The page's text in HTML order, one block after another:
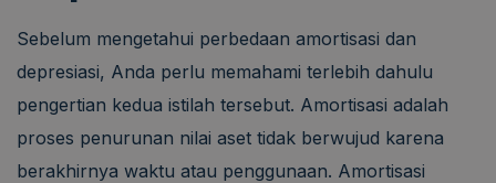
Sebelum mengetahui perbedaan amortisasi dan
depresiasi, Anda perlu memahami terlebih dahulu
pengertian kedua istilah tersebut. Amortisasi adalah
proses penurunan nilai aset tidak berwujud karena
berakhirnya waktu atau penggunaan. Amortisasi